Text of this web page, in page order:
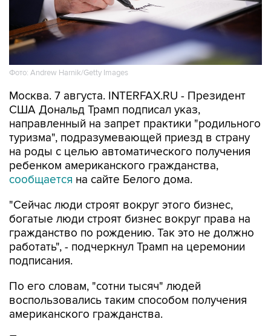
Фото: Andrew Harnik/Getty Images
Москва. 7 августа. INTERFAX.RU - Президент
США Дональд Трамп подписал указ,
направленный на запрет практики "родильного
туризма", подразумевающей приезд в страну
на роды с целью автоматического получения
ребенком американского гражданства,
сообщается на сайте Белого дома.
"Сейчас люди строят вокруг этого бизнес,
богатые люди строят бизнес вокруг права на
гражданство по рождению. Так это не должно
работать", - подчеркнул Трамп на церемонии
подписания.
По его словам, "сотни тысяч" людей
воспользовались таким способом получения
американского гражданства.